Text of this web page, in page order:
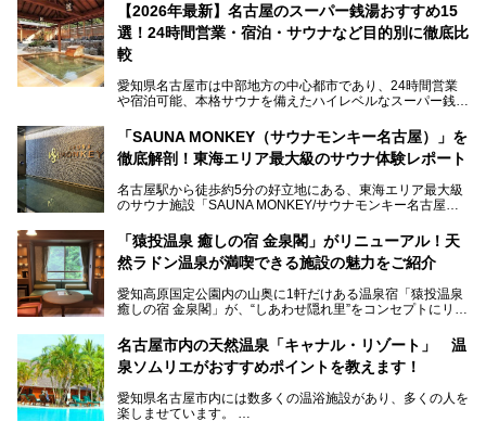
この地で30年にわたり愛され続けてきた施設だからこそ、
地元住民をはじめオープンを待ちわびている人も多いのでは
ないでしょうか。
老朽化した設備の補修を機に、2年前からじっくり構想を練
ってきたというだけあって、館内の充実度は想像以上。
以前の4倍に拡張したという露天エリアや10の浴槽、40人収
容の巨大なスタジアムサウナに、岩盤浴やリラクゼーション
までまるごと楽しめる施設に生まれ変わりました。
今回は、全面リニューアルして新しくなった「スパアクアス
【2026年最新】名古屋のスーパー銭湯おすすめ15
選！24時間営業・宿泊・サウナなど目的別に徹底比
較
愛知県名古屋市は中部地方の中心都市であり、24時間営業
や宿泊可能、本格サウナを備えたハイレベルなスーパー銭湯
そのため、「日々の仕事の疲れを心身ともにリセットした
い」「休日に時間を忘れて1日中ダラダラ過ごしたい」「コ
くある点が魅力です！
お好みの温泉施設を見つけて楽しんでくださいね。
「SAUNA MONKEY（サウナモンキー名古屋）」を
徹底解剖！東海エリア最大級のサウナ体験レポート
名古屋駅から徒歩約5分の好立地にある、東海エリア最大級
のサウナ施設「SAUNA MONKEY/サウナモンキー名古屋」
「名古屋駅周辺ってサウナが少ないよね」という声をよく耳
にするだけあり、アクセスの良さにも胸が高鳴ります。
今回は普段は男性専用となっているパブリックサウナが、女
さっそく取材してきました！
「猿投温泉 癒しの宿 金泉閣」がリニューアル！天
然ラドン温泉が満喫できる施設の魅力をご紹介
愛知高原国定公園内の山奥に1軒だけある温泉宿「猿投温泉
癒しの宿 金泉閣」が、“しあわせ隠れ里”をコンセプトにリニ
天然ラドン温泉が堪能できるお風呂や、新設・改装された客
室、地元の食材と温泉水で作られたお料理……。
ご紹介します。
名古屋市内の天然温泉「キャナル・リゾート」 温
泉ソムリエがおすすめポイントを教えます！
愛知県名古屋市内には数多くの温浴施設があり、多くの人を
楽しませています。